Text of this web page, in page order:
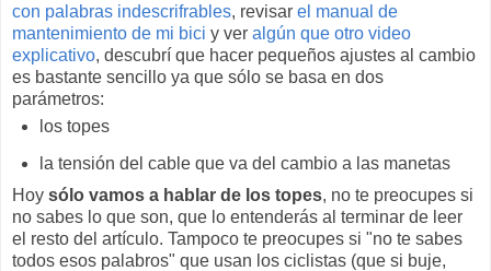
con palabras indescrifrables, revisar el manual de
mantenimiento de mi bici y ver algún que otro video
explicativo, descubrí que hacer pequeños ajustes al cambio
es bastante sencillo ya que sólo se basa en dos
parámetros:
los topes
la tensión del cable que va del cambio a las manetas
Hoy sólo vamos a hablar de los topes, no te preocupes si
no sabes lo que son, que lo entenderás al terminar de leer
el resto del artículo. Tampoco te preocupes si "no te sabes
todos esos palabros" que usan los ciclistas (que si buje,